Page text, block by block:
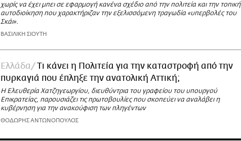
χωρίς να έχει μπει σε εφαρμογή κανένα σχέδιο από την πολιτεία και την τοπική
αυτοδιοίκηση που χαρακτήριζαν την εξελισσόμενη τραγωδία «υπερβολές του
Σκάι».
ΒΑΣΙΛΙΚΗ ΣΙΟΥΤΗ
Ελλάδα
Τι κάνει η Πολιτεία για την καταστροφή από την
πυρκαγιά που έπληξε την ανατολική Αττική;
Η Ελευθερία Χατζηγεωργίου, διευθύντρια του γραφείου του υπουργού
Επικρατείας, παρουσιάζει τις πρωτοβουλίες που σκοπεύει να αναλάβει η
κυβέρνηση για την ανακούφιση των πληγέντων
ΘΟΔΩΡΗΣ ΑΝΤΩΝΟΠΟΥΛΟΣ